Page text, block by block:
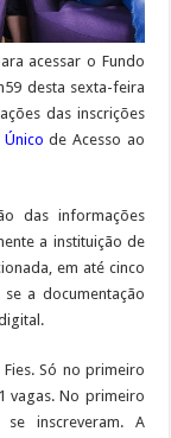
acessar o Fundo
desta sexta-feira
das inscrições
de Acesso ao
das informações
a instituição de
em até cinco
a documentação
Só no primeiro
vagas. No primeiro
inscreveram. A